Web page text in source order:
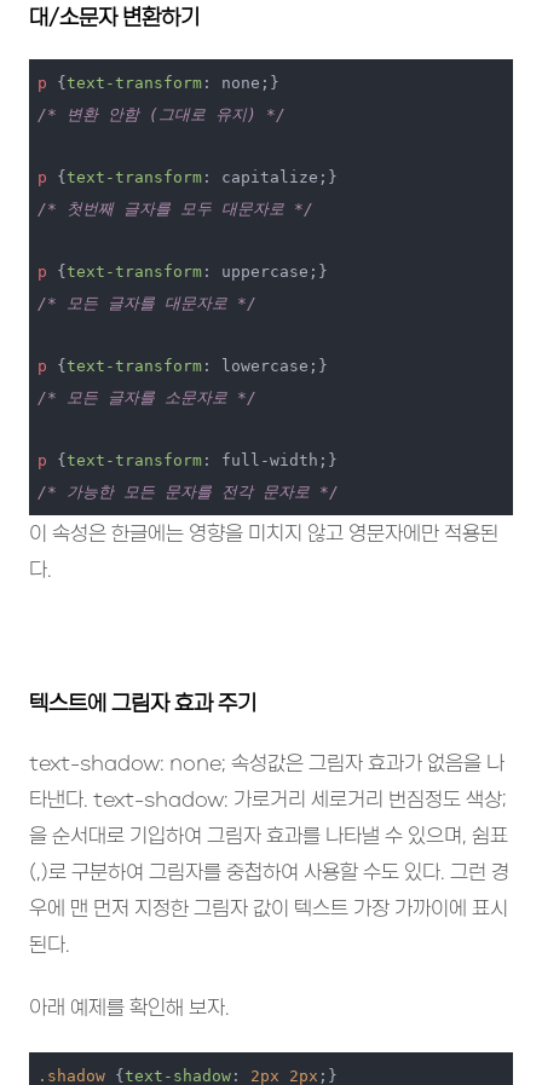
대/소문자 변환하기
p {text-transform
/* 변환 안함 (그대로 유지) */
p {text-transform
/* 첫번째 글자를 모두 대문자로 */
p {text-transform
/* 모든 글자를 대문자로 */
p {text-transform
/* 모든 글자를 소문자로 */
p {text-transform
/* 가능한 모든 문자를 전각 문자로 */
이 속성은 한글에는 영향을 미치지 않고 영문자에만 적용된
다.
텍스트에 그림자 효과 주기
text-shadow: none; 속성값은 그림자 효과가 없음을 나
타낸다. text-shadow: 가로거리 세로거리 번짐정도 색상;
을 순서대로 기입하여 그림자 효과를 나타낼 수 있으며, 쉼표
(,)로 구분하여 그림자를 중첩하여 사용할 수도 있다. 그런 경
우에 맨 먼저 지정한 그림자 값이 텍스트 가장 가까이에 표시
된다.
아래 예제를 확인해 보자.
.shadow {text-shadow: 2px 2px